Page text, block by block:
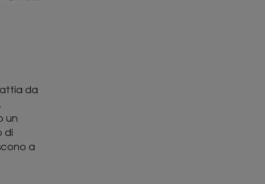
da
un
di
a